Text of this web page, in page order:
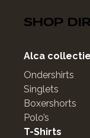
SHOP
Alca collectie
Ondershirts
Singlets
Boxershorts
Polo’s
T-Shirts